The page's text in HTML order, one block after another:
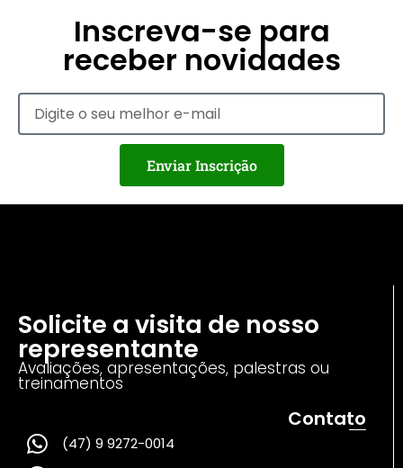
Inscreva-se para
receber novidades
Enviar Inscrição
Solicite a visita de nosso
representante
Avaliações, apresentações, palestras ou
treinamentos
Contato
(47) 9 9272-0014